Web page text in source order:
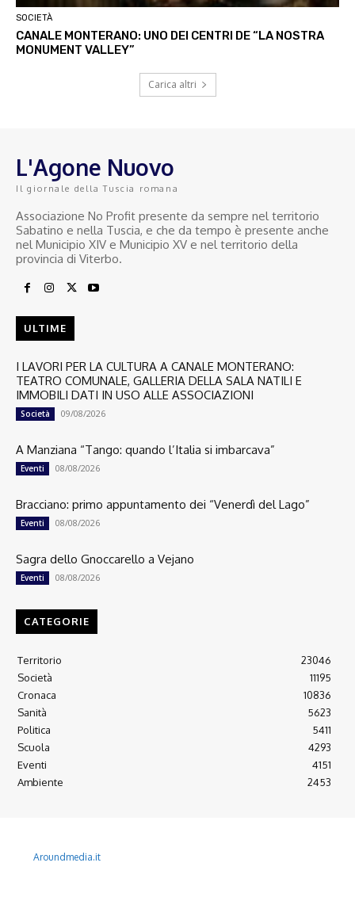
SOCIETÀ
CANALE MONTERANO: UNO DEI CENTRI DE “LA NOSTRA
MONUMENT VALLEY”
Carica altri
L'Agone Nuovo
Il giornale della Tuscia romana
Associazione No Profit presente da sempre nel territorio
Sabatino e nella Tuscia, e che da tempo è presente anche
nel Municipio XIV e Municipio XV e nel territorio della
provincia di Viterbo.
ULTIME
I LAVORI PER LA CULTURA A CANALE MONTERANO:
TEATRO COMUNALE, GALLERIA DELLA SALA NATILI E
IMMOBILI DATI IN USO ALLE ASSOCIAZIONI
Società 09/08/2026
A Manziana “Tango: quando l’Italia si imbarcava”
Eventi 08/08/2026
Bracciano: primo appuntamento dei “Venerdì del Lago”
Eventi 08/08/2026
Sagra dello Gnoccarello a Vejano
Eventi 08/08/2026
CATEGORIE
Territorio
23046
Società
11195
Cronaca
10836
Sanità
5623
Politica
5411
Scuola
4293
Eventi
4151
Ambiente
2453
Aroundmedia.it